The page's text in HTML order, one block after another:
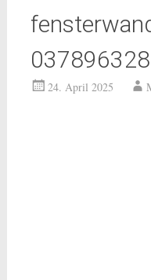
24. April 2025